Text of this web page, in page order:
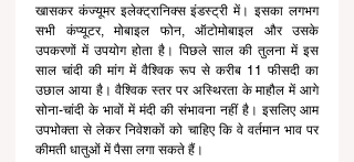
खासकर कंज्यूमर इलेक्ट्रानिक्स इंडस्ट्री में। इसका लगभग
सभी कंप्यूटर, मोबाइल फोन, ऑटोमोबाइल और उसके
उपकरणों में उपयोग होता है। पिछले साल की तुलना में इस
साल चांदी की मांग में वैश्विक रूप से करीब 11 फीसदी का
उछाल आया है। वैश्विक स्तर पर अस्थिरता के माहौल में आगे
सोना-चांदी के भावों में मंदी की संभावना नहीं है। इसलिए आम
उपभोक्ता से लेकर निवेशकों को चाहिए कि वे वर्तमान भाव पर
कीमती धातुओं में पैसा लगा सकते हैं।